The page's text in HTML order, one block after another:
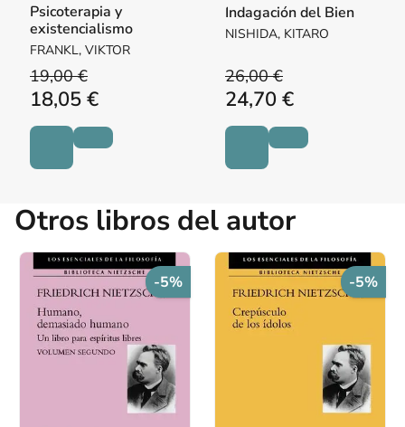
Psicoterapia y
existencialismo
FRANKL, VIKTOR
19,00 €
18,05 €
Indagación del Bien
NISHIDA, KITARO
26,00 €
24,70 €
Otros libros del autor
-5% -5%